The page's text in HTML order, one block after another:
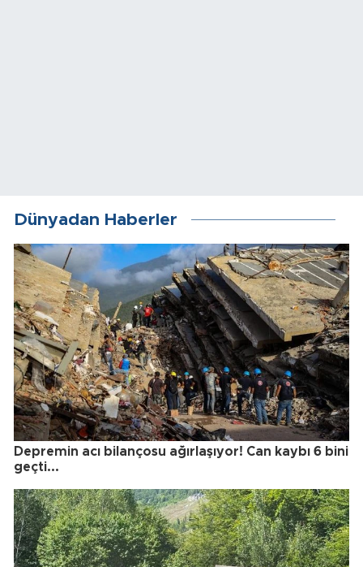
Dünyadan Haberler
Depremin acı bilançosu ağırlaşıyor! Can kaybı 6 bini
geçti...